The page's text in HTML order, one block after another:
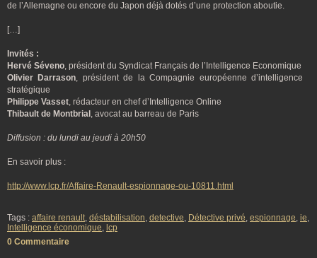
de l’Allemagne ou encore du Japon déjà dotés d’une protection aboutie.
[…]
Invités :
Hervé Séveno, président du Syndicat Français de l’Intelligence Economique
Olivier Darrason, président de la Compagnie européenne d’intelligence
stratégique
Philippe Vasset, rédacteur en chef d’Intelligence Online
Thibault de Montbrial , avocat au barreau de Paris
Diffusion : du lundi au jeudi à 20h50
En savoir plus :
http://www.lcp.fr/Affaire-Renault-espionnage-ou-10811.html
Tags : affaire renault, déstabilisation, detective, Détective privé, espionnage, ie,
Intelligence économique, lcp
0 Commentaire